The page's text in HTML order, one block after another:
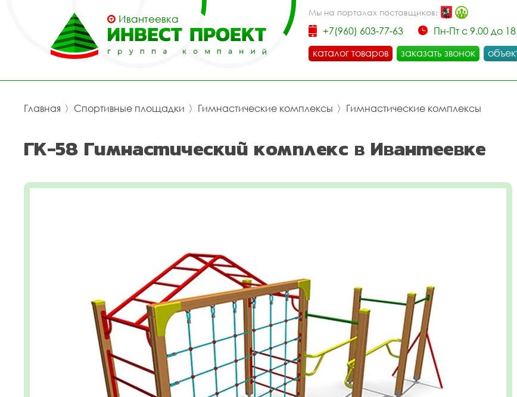
Ивантеевка
Мы на порталах поставщиков:
+7(960) 603-77-63
Пн-Пт с 9.00 до
каталог товаров
заказать звонок
Главная 〉 Спортивные площадки 〉 Гимнастические комплексы 〉 Гимнастические комплексы
ГК-58 Гимнастический комплекс в Ивантеевке